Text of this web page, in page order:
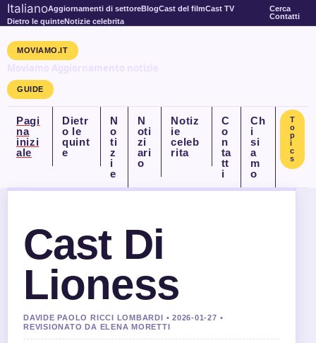
ItalianoAggiornamenti di settoreBlogCast del filmCast TV
Dietro le quinteNotizie celebrita
Cerca
Contatti
MOVIAMO.IT
Moviamo Aggiornamento notizie
GUIDE
Pagi
na
inizi
ale
Dietr
o le
quint
e
N
o
ti
z
i
e
N
oti
zi
ari
o
Notiz
ie
celeb
rita
C
o
n
ta
tt
i
Ch
i
si
a
m
o
T
o
p
i
c
s
Cast Di
Lioness
DAVIDE PAOLO RICCI LOMBARDI • 2026-01-27 •
REVISIONATO DA ELENA MORETTI